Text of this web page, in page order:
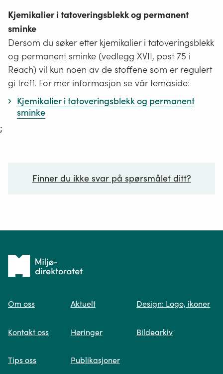
Kjemikalier i tatoveringsblekk og permanent
sminke
Dersom du søker etter kjemikalier i tatoveringsblekk
og permanent sminke (vedlegg XVII, post 75 i
Reach) vil kun noen av de stoffene som er regulert
gi treff. For mer informasjon se vår temaside:
Kjemikalier i tatoveringsblekk og permanent
sminke
;
Finner du ikke svar på spørsmålet ditt?
Spør oss
søk og viser deg vår mest relevante
Tilbake
forsiden
Om oss
Kontakt oss
Tips oss
Aktuelt
Høringer
Publikasjoner
Design: Logo, ikoner
Bildearkiv